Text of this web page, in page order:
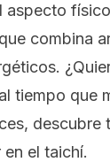
aspecto
combina
tiempo que
descubre
el taichí.